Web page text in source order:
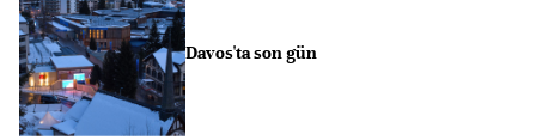
Davos'ta son gün